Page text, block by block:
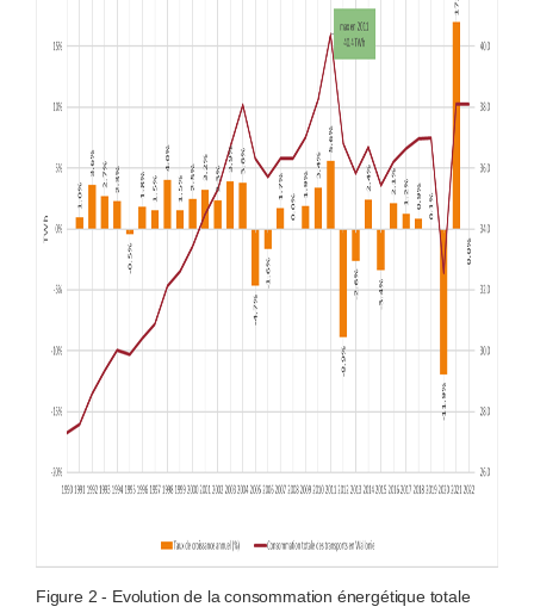
Figure 2 - Evolution de la consommation énergétique totale